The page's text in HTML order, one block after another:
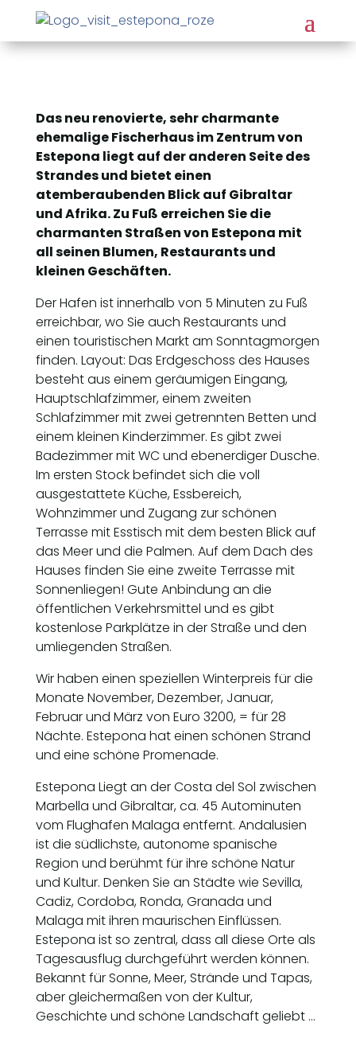
Das neu renovierte, sehr charmante
ehemalige Fischerhaus im Zentrum von
Estepona liegt auf der anderen Seite des
Strandes und bietet einen
atemberaubenden Blick auf Gibraltar
und Afrika. Zu Fuß erreichen Sie die
charmanten Straßen von Estepona mit
all seinen Blumen, Restaurants und
kleinen Geschäften.
Der Hafen ist innerhalb von 5 Minuten zu Fuß
erreichbar, wo Sie auch Restaurants und
einen touristischen Markt am Sonntagmorgen
finden. Layout: Das Erdgeschoss des Hauses
besteht aus einem geräumigen Eingang,
Hauptschlafzimmer, einem zweiten
Schlafzimmer mit zwei getrennten Betten und
einem kleinen Kinderzimmer. Es gibt zwei
Badezimmer mit WC und ebenerdiger Dusche.
Im ersten Stock befindet sich die voll
ausgestattete Küche, Essbereich,
Wohnzimmer und Zugang zur schönen
Terrasse mit Esstisch mit dem besten Blick auf
das Meer und die Palmen. Auf dem Dach des
Hauses finden Sie eine zweite Terrasse mit
Sonnenliegen! Gute Anbindung an die
öffentlichen Verkehrsmittel und es gibt
kostenlose Parkplätze in der Straße und den
umliegenden Straßen.
Wir haben einen speziellen Winterpreis für die
Monate November, Dezember, Januar,
Februar und März von Euro 3200, = für 28
Nächte. Estepona hat einen schönen Strand
und eine schöne Promenade.
Estepona Liegt an der Costa del Sol zwischen
Marbella und Gibraltar, ca. 45 Autominuten
vom Flughafen Malaga entfernt. Andalusien
ist die südlichste, autonome spanische
Region und berühmt für ihre schöne Natur
und Kultur. Denken Sie an Städte wie Sevilla,
Cadiz, Cordoba, Ronda, Granada und
Malaga mit ihren maurischen Einflüssen.
Estepona ist so zentral, dass all diese Orte als
Tagesausflug durchgeführt werden können.
Bekannt für Sonne, Meer, Strände und Tapas,
aber gleichermaßen von der Kultur,
Geschichte und schöne Landschaft geliebt …